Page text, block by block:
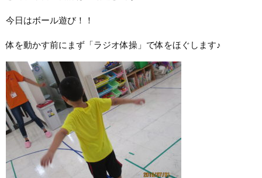
今日はボール遊び！！
体を動かす前にまず「ラジオ体操」で体をほぐします♪